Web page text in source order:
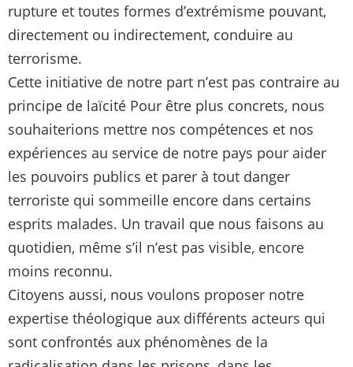
rupture et toutes formes d’extrémisme pouvant,
directement ou indirectement, conduire au
terrorisme.
Cette initiative de notre part n’est pas contraire au
principe de laïcité Pour être plus concrets, nous
souhaiterions mettre nos compétences et nos
expériences au service de notre pays pour aider
les pouvoirs publics et parer à tout danger
terroriste qui sommeille encore dans certains
esprits malades. Un travail que nous faisons au
quotidien, même s’il n’est pas visible, encore
moins reconnu.
Citoyens aussi, nous voulons proposer notre
expertise théologique aux différents acteurs qui
sont confrontés aux phénomènes de la